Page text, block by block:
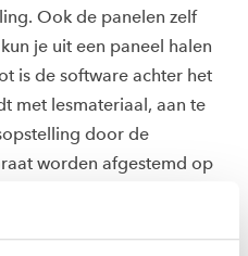
Ook de panelen zelf
je uit een paneel halen
is de software achter het
met lesmateriaal, aan te
door de
worden afgestemd op